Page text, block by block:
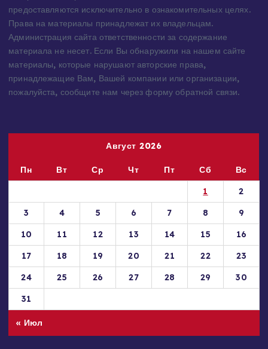
источников — имеют обратную ссылку на материал в
интернете или присланы посетителями сайта и
предоставляются исключительно в ознакомительных целях.
Права на материалы принадлежат их владельцам.
Администрация сайта ответственности за содержание
материала не несет. Если Вы обнаружили на нашем сайте
материалы, которые нарушают авторские права,
Август 2026
Сб
Вс
1
2
3
4 5 6 7 8
9
10
11 12 13 14 15
16
17
18 19 20 21 22
23
24
31